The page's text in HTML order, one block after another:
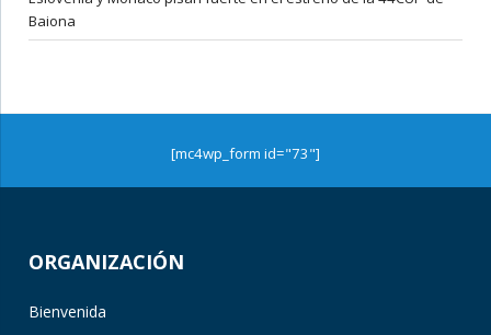
Baiona
[mc4wp_form id="73"]
ORGANIZACIÓN
Bienvenida